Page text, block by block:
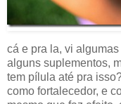
cá e pra la, vi
alguns suplementos,
tem pílula até pra
como fortalecedor, e